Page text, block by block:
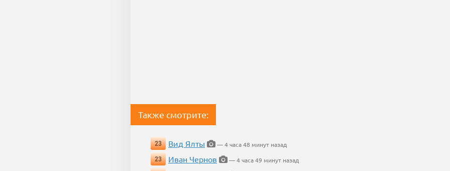
Также смотрите:
23 Вид Ялты
— 4 часа 48 минут назад
23
Иван Чернов
— 4 часа 49 минут назад